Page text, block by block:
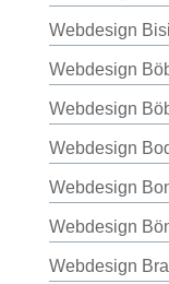
Webdesign
Webdesign
Webdesign
Webdesign
Webdesign
Webdesign
Webdesign